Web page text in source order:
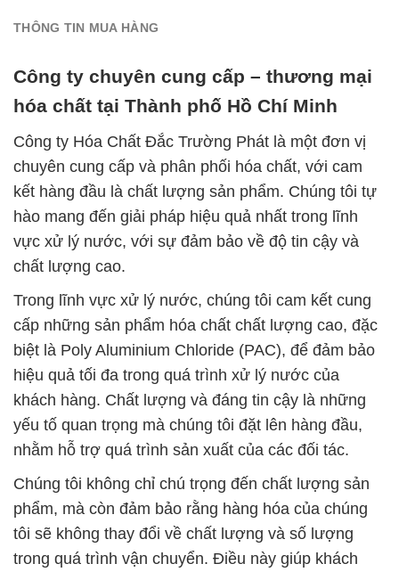
THÔNG TIN MUA HÀNG
Công ty chuyên cung cấp – thương mại
hóa chất tại Thành phố Hồ Chí Minh
Công ty Hóa Chất Đắc Trường Phát là một đơn vị
chuyên cung cấp và phân phối hóa chất, với cam
kết hàng đầu là chất lượng sản phẩm. Chúng tôi tự
hào mang đến giải pháp hiệu quả nhất trong lĩnh
vực xử lý nước, với sự đảm bảo về độ tin cậy và
chất lượng cao.
Trong lĩnh vực xử lý nước, chúng tôi cam kết cung
cấp những sản phẩm hóa chất chất lượng cao, đặc
biệt là Poly Aluminium Chloride (PAC), để đảm bảo
hiệu quả tối đa trong quá trình xử lý nước của
khách hàng. Chất lượng và đáng tin cậy là những
yếu tố quan trọng mà chúng tôi đặt lên hàng đầu,
nhằm hỗ trợ quá trình sản xuất của các đối tác.
Chúng tôi không chỉ chú trọng đến chất lượng sản
phẩm, mà còn đảm bảo rằng hàng hóa của chúng
tôi sẽ không thay đổi về chất lượng và số lượng
trong quá trình vận chuyển. Điều này giúp khách